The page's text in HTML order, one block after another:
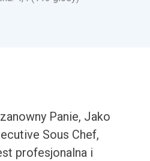
Panie, Jako
Sous Chef,
profesjonalna i